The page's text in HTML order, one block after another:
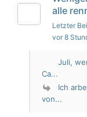
alle
Letzter
vor 8
Juli,
Ca...
Ich
von...